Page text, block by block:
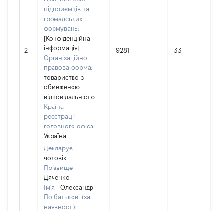
2
підприємців та
громадських
формувань:
[Конфіденційна
інформація]
Організаційно-
правова форма:
товариство з
обмеженою
відповідальністю
Країна
реєстрації
головного офіса:
Україна
Декларує:
чоловік
Прізвище:
Дяченко
Ім'я:
Олександр
По батькові (за
наявності):
9281 33